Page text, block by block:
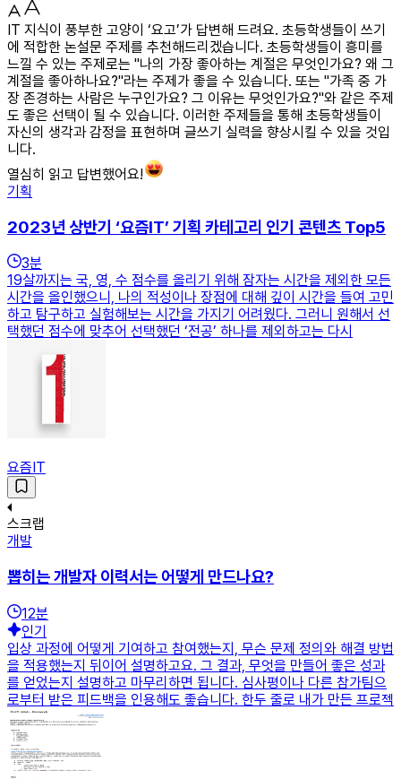
IT 지식이 풍부한 고양이 ‘요고’가 답변해 드려요. 초등학생들이 쓰기
에 적합한 논설문 주제를 추천해드리겠습니다. 초등학생들이 흥미를
느낄 수 있는 주제로는 "나의 가장 좋아하는 계절은 무엇인가요? 왜 그
계절을 좋아하나요?"라는 주제가 좋을 수 있습니다. 또는 "가족 중 가
장 존경하는 사람은 누구인가요? 그 이유는 무엇인가요?"와 같은 주제
도 좋은 선택이 될 수 있습니다. 이러한 주제들을 통해 초등학생들이
자신의 생각과 감정을 표현하며 글쓰기 실력을 향상시킬 수 있을 것입
니다.
열심히 읽고 답변했어요!
기획
2023년 상반기 ‘요즘IT’ 기획 카테고리 인기 콘텐츠 Top5
3분
19살까지는 국, 영, 수 점수를 올리기 위해 잠자는 시간을 제외한 모든
시간을 올인했으니, 나의 적성이나 장점에 대해 깊이 시간을 들여 고민
하고 탐구하고 실험해보는 시간을 가지기 어려웠다. 그러니 원해서 선
택했던 점수에 맞추어 선택했던 ‘전공’ 하나를 제외하고는 다시
요즘IT
스크랩
개발
뽑히는 개발자 이력서는 어떻게 만드나요?
12분
인기
입상 과정에 어떻게 기여하고 참여했는지, 무슨 문제 정의와 해결 방법
을 적용했는지 뒤이어 설명하고요. 그 결과, 무엇을 만들어 좋은 성과
를 얻었는지 설명하고 마무리하면 됩니다. 심사평이나 다른 참가팀으
로부터 받은 피드백을 인용해도 좋습니다. 한두 줄로 내가 만든 프로젝